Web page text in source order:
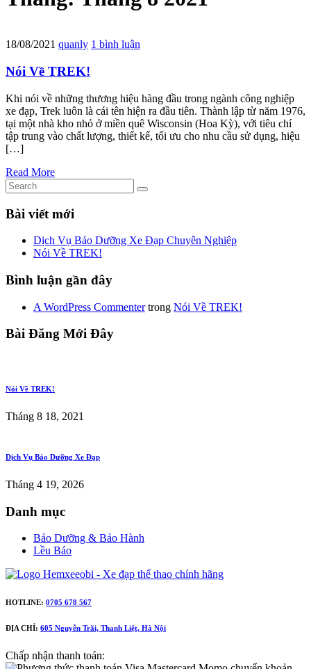
18/08/2021 quanly 1 bình luận
Nói Về TREK!
Khi nói về những thương hiệu hàng đầu trong ngành công nghiệp
xe đạp, Trek luôn là cái tên hiện ra đầu tiên. Thành lập từ năm 1976,
tại một nhà kho nhỏ ở miền quê Wisconsin (Hoa Kỳ), với tiêu chí
tập trung vào chất lượng, thiết kế, tối ưu cho nhu cầu sử dụng, hiệu
[…]
Read More
Bài viết mới
Dịch Vụ Bảo Dưỡng Xe Đạp Chuyên Nghiệp
Nói Về TREK!
Bình luận gần đây
A WordPress Commentertrong Nói Về TREK!
Bài Đăng Mới Đây
Nói Về TREK!
Tháng 8 18, 2021
Dịch Vụ Bảo Dưỡng Xe Đạp
Tháng 4 19, 2026
Danh mục
Bảo Dưỡng & Bảo Hành
Lều Báo
HOTLINE: 0705 678 567
ĐỊA CHỈ: 605 Nguyễn Trãi, Thanh Liệt, Hà Nội
Chấp nhận thanh toán: